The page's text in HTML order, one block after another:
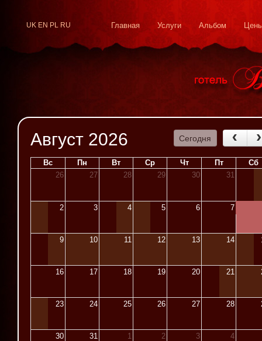
UK EN PL RU Главная Услуги Альбом
Август 2026 Сегодня
Вс Пн Вт Ср Чт Пт
Сб
26
27 28 29 30 31
2 3 4 5 6 7
9 10 11 12 13 14
16 17 18 19 20 21
23 24 25 26 27 28
30 31 1 2 3 4